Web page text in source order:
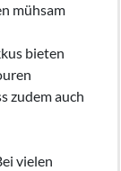
mühsam
bieten
zudem auch
vielen